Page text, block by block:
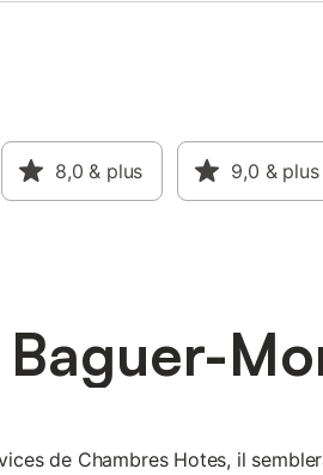
culturelles et des
également
ville est à 2 km et
8,0 & plus 9,0 & plus
Baguer-
de Chambres Hotes, il